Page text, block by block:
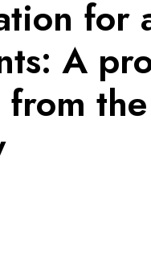
for
A
from the